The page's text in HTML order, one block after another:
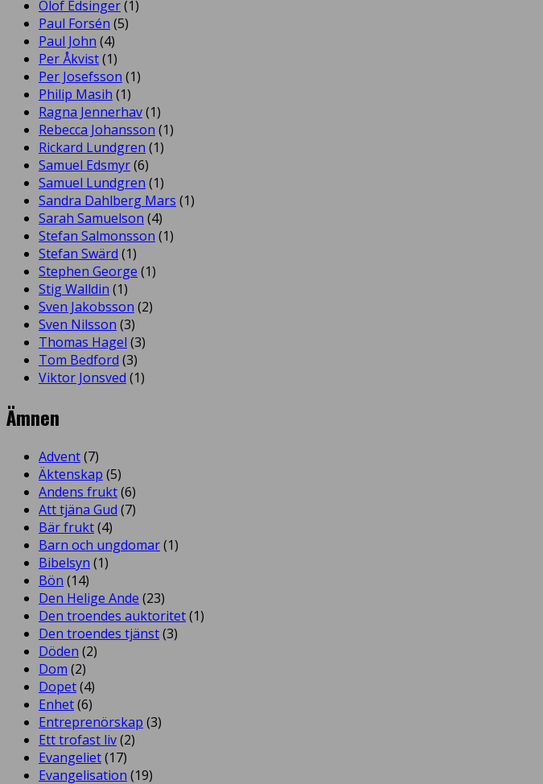
Olof Edsinger(1)
Paul Forsén (5)
Paul John (4)
Per Åkvist(1)
Per Josefsson (1)
Philip Masih (1)
Ragna Jennerhav(1)
Rebecca Johansson (1)
Rickard Lundgren (1)
Samuel Edsmyr(6)
Samuel Lundgren (1)
Sandra Dahlberg Mars (1)
Sarah Samuelson (4)
Stefan Salmonsson (1)
Stefan Swärd (1)
Stephen George (1)
Stig Walldin (1)
Sven Jakobsson (2)
Sven Nilsson (3)
Thomas Hagel (3)
Tom Bedford (3)
Viktor Jonsved (1)
Ämnen
Advent(7)
Äktenskap (5)
Andens frukt(6)
Att tjäna Gud (7)
Bär frukt(4)
Barn och ungdomar(1)
Bibelsyn (1)
Bön (14)
Den Helige Ande (23)
Den troendes auktoritet(1)
Den troendes tjänst(3)
Döden (2)
Dom (2)
Dopet(4)
Enhet(6)
Entreprenörskap (3)
Ett trofast liv(2)
Evangeliet(17)
Evangelisation (19)